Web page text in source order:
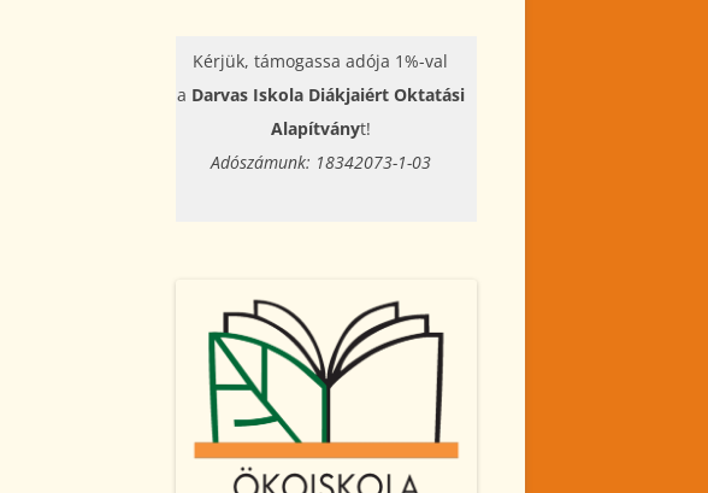
Kérjük, támogassa adója 1%-val
a Darvas Iskola Diákjaiért Oktatási
Alapítványt!
Adószámunk: 18342073-1-03